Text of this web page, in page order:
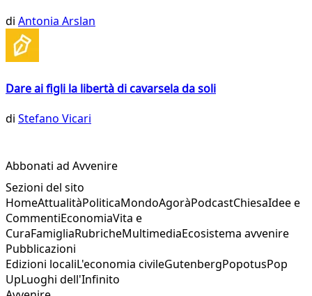
di Antonia Arslan
Dare ai figli la libertà di cavarsela da soli
di Stefano Vicari
Abbonati ad Avvenire
Sezioni del sito
HomeAttualitàPoliticaMondoAgoràPodcastChiesaIdee e
CommentiEconomiaVita e
CuraFamigliaRubricheMultimediaEcosistema avvenire
Pubblicazioni
Edizioni localiL'economia civileGutenbergPopotusPop
UpLuoghi dell'Infinito